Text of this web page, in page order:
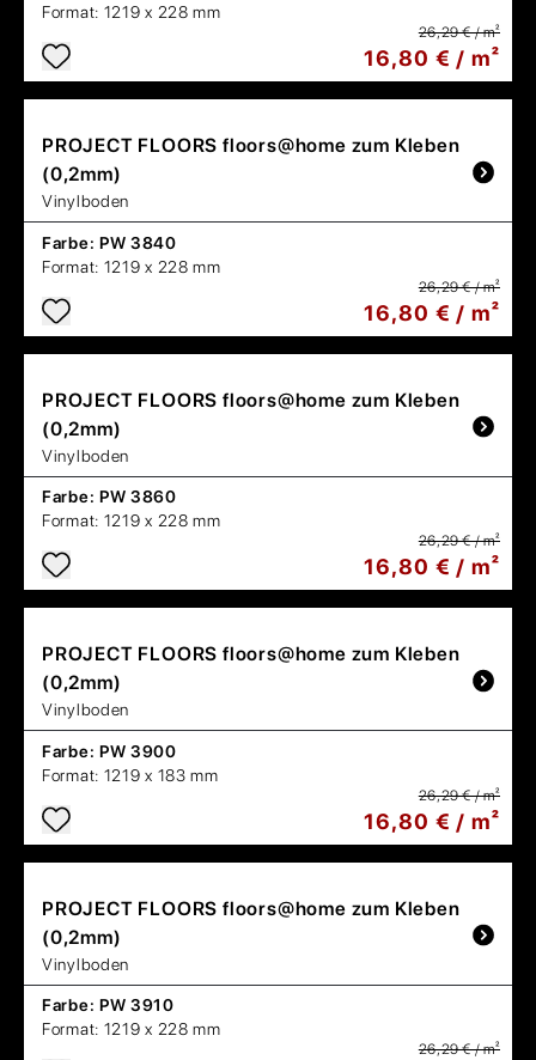
Format: 1219 x 228 mm
26,29 € / m²
16,80 € / m²
PROJECT FLOORS floors@home zum Kleben
(0,2mm)
Vinylboden
Farbe: PW 3840
Format: 1219 x 228 mm
26,29 € / m²
16,80 € / m²
PROJECT FLOORS floors@home zum Kleben
(0,2mm)
Vinylboden
Farbe: PW 3860
Format: 1219 x 228 mm
26,29 € / m²
16,80 € / m²
PROJECT FLOORS floors@home zum Kleben
(0,2mm)
Vinylboden
Farbe: PW 3900
Format: 1219 x 183 mm
26,29 € / m²
16,80 € / m²
PROJECT FLOORS floors@home zum Kleben
(0,2mm)
Vinylboden
Farbe: PW 3910
Format: 1219 x 228 mm
26,29 € / m²